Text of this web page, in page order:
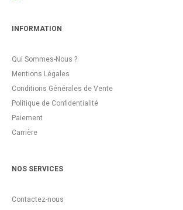
INFORMATION
Qui Sommes-Nous ?
Mentions Légales
Conditions Générales de Vente
Politique de Confidentialité
Paiement
Carrière
NOS SERVICES
Contactez-nous